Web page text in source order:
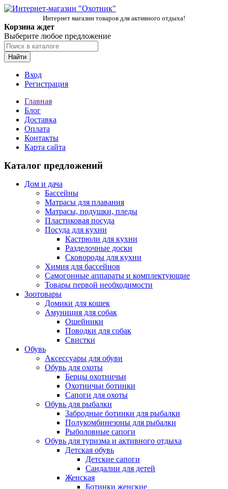
Интернет магазин товаров для активного отдыха!
Корзина ждет
Выберите любое предложение
Найти
Вход
Регистрация
Главная
Блог
Доставка
Оплата
Контакты
Карта сайта
Каталог предложений
Дом и дача
Бассейны
Матрасы для плавания
Матрасы, подушки, пледы
Пластиковая посуда
Посуда для кухни
Кастрюли для кухни
Разделочные доски
Сковороды для кухни
Химия для бассейнов
Самогонные аппараты и комплектующие
Товары первой необходимости
Зоотовары
Домики для кошек
Амуниция для собак
Ошейники
Поводки для собак
Свистки
Обувь
Аксессуары для обуви
Обувь для охоты
Берцы охотничьи
Охотничьи ботинки
Сапоги для охоты
Обувь для рыбалки
Забродные ботинки для рыбалки
Полукомбинезоны для рыбалки
Рыболовные сапоги
Обувь для туризма и активного отдыха
Детская обувь
Детские сапоги
Сандалии для детей
Женская
Ботинки женские